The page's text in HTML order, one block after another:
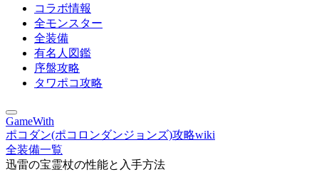
コラボ情報
全モンスター
全装備
有名人図鑑
序盤攻略
タワポコ攻略
GameWith
ポコダン(ポコロンダンジョンズ)攻略wiki
全装備一覧
迅雷の宝霊杖の性能と入手方法